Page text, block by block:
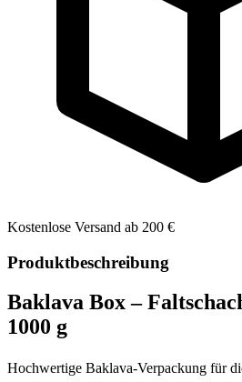
Kostenlose Versand ab 200 €
Produktbeschreibung
Baklava Box –
1000 g
Hochwertige Baklava-Verpackung für